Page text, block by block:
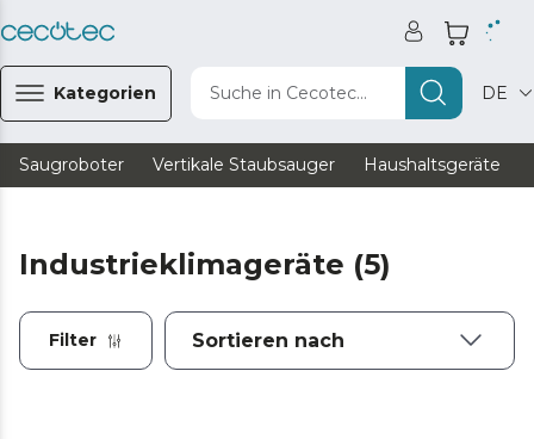
Kategorien Suche in Cecotec... DE
Saugroboter Vertikale Staubsauger Haushaltsgeräte
Industrieklimageräte (5)
Filter